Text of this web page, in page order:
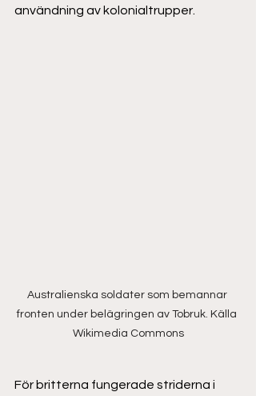
användning av kolonialtrupper.
Australienska soldater som bemannar
fronten under belägringen av Tobruk. Källa
Wikimedia Commons
För britterna fungerade striderna i